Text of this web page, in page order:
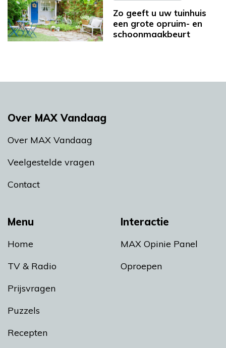
Zo geeft u uw tuinhuis
een grote opruim- en
schoonmaakbeurt
Menu
Home
TV & Radio
Prijsvragen
Puzzels
Recepten
Interactie
MAX Opinie Panel
Oproepen
Over MAX Vandaag
Over MAX Vandaag
Veelgestelde vragen
Contact